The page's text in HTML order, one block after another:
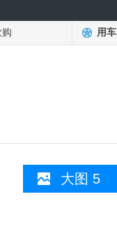
用车
大图 5